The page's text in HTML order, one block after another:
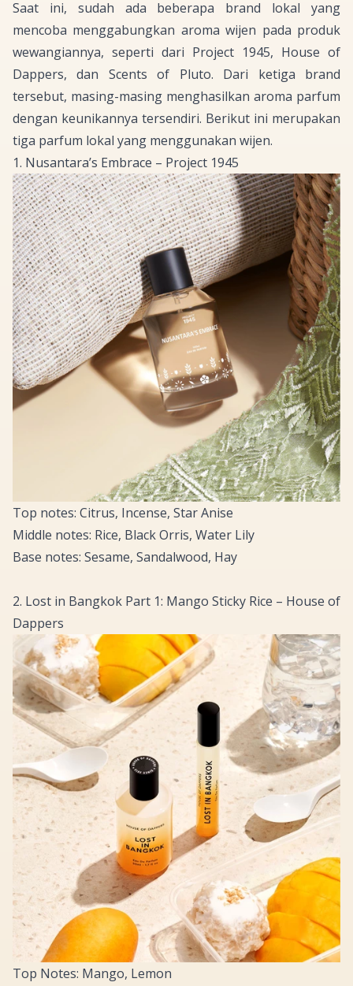
Saat ini, sudah ada beberapa brand lokal yang
mencoba menggabungkan aroma wijen pada produk
wewangiannya, seperti dari Project 1945, House of
Dappers, dan Scents of Pluto. Dari ketiga brand
tersebut, masing-masing menghasilkan aroma parfum
dengan keunikannya tersendiri. Berikut ini merupakan
tiga parfum lokal yang menggunakan wijen.
1. Nusantara’s Embrace – Project 1945
Top notes: Citrus, Incense, Star Anise
Middle notes: Rice, Black Orris, Water Lily
Base notes: Sesame, Sandalwood, Hay
2. Lost in Bangkok Part 1: Mango Sticky Rice – House of
Dappers
Top Notes: Mango, Lemon